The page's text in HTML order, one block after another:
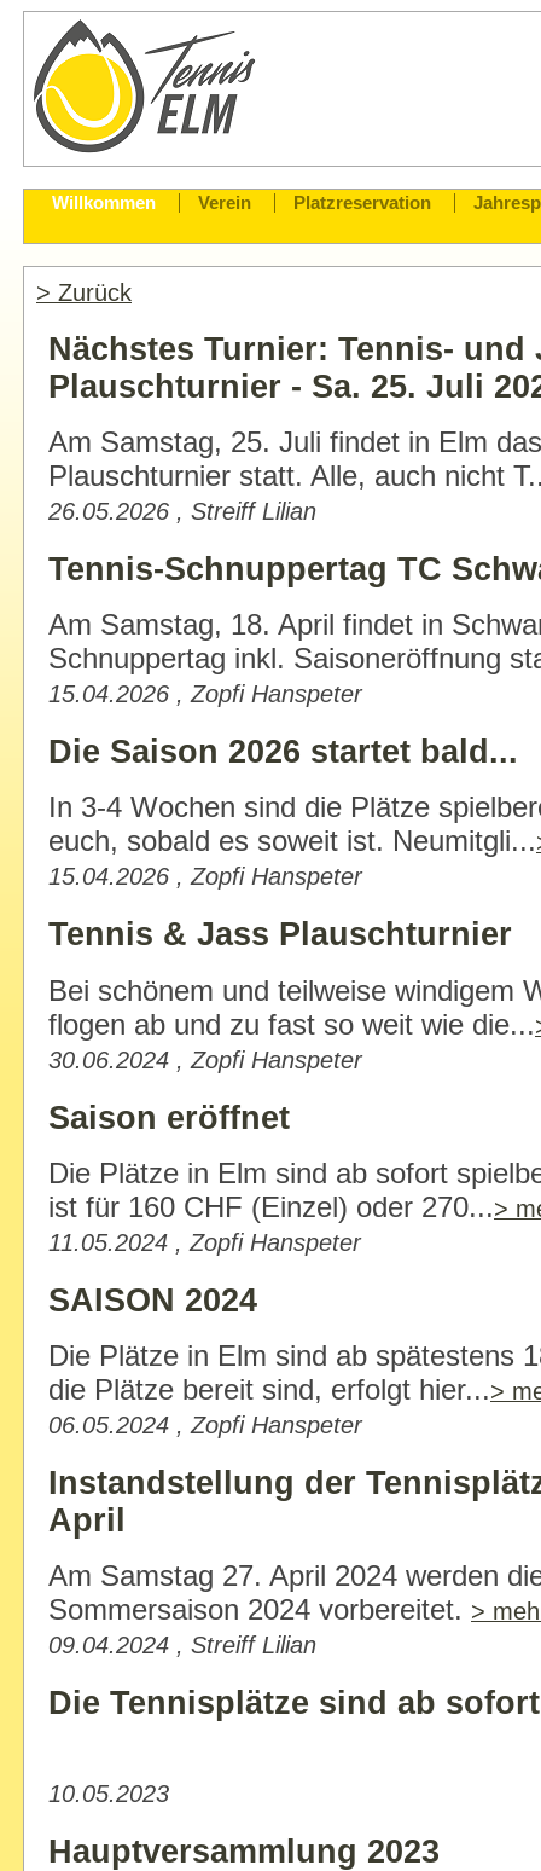
Willkommen Verein Platzreservation
> Zurück
Nächstes Turnier: Tennis- und
Plauschturnier - Sa. 25. Juli
Am Samstag, 25. Juli findet in Elm
Plauschturnier statt. Alle, auch nicht
26.05.2026 , Streiff Lilian
Tennis-Schnuppertag TC
Am Samstag, 18. April findet in
Schnuppertag inkl. Saisoneröffnung
15.04.2026 , Zopfi Hanspeter
Die Saison 2026 startet bald...
In 3-4 Wochen sind die Plätze
euch, sobald es soweit ist. Neumitgli...
15.04.2026 , Zopfi Hanspeter
Tennis & Jass Plauschturnier
Bei schönem und teilweise windigem
flogen ab und zu fast so weit wie die...
30.06.2024 , Zopfi Hanspeter
Saison eröffnet
Die Plätze in Elm sind ab sofort
ist für 160 CHF (Einzel) oder 270...>
11.05.2024 , Zopfi Hanspeter
SAISON 2024
Die Plätze in Elm sind ab spätestens
die Plätze bereit sind, erfolgt hier...>
06.05.2024 , Zopfi Hanspeter
Instandstellung der
April
Am Samstag 27. April 2024 werden
Sommersaison 2024 vorbereitet. >
09.04.2024 , Streiff Lilian
Die Tennisplätze sind ab
10.05.2023
Hauptversammlung 2023